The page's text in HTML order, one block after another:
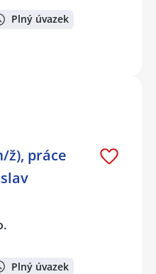
Plný úvazek
ž), práce
Plný úvazek